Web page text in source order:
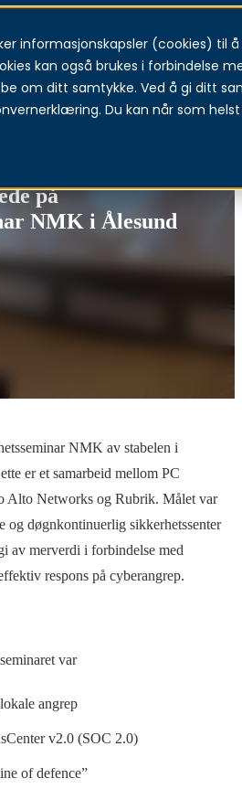
informasjonskapsler (cookies) til
kan også brukes i forbindelse
om ditt samtykke. Ved å gi ditt
Du kan når som
Menu
på
NMK i Ålesund
NMK av stabelen i
er et samarbeid mellom PC
Alto Networks og Rubrik. Målet var
og døgnkontinuerlig sikkerhetssenter
av merverdi i forbindelse med
respons på cyberangrep.
var
angrep
v2.0 (SOC 2.0)
of defence”